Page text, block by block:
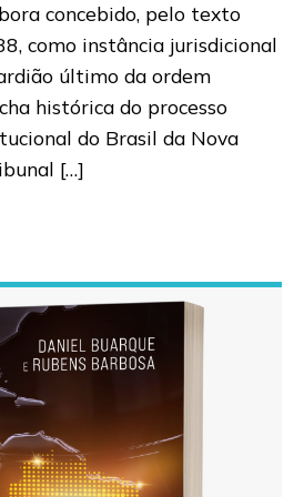
concebido, pelo texto
como instância jurisdicional
último da ordem
histórica do processo
do Brasil da Nova
[…]